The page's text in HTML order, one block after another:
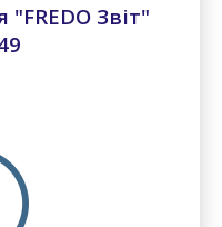
Звіт"